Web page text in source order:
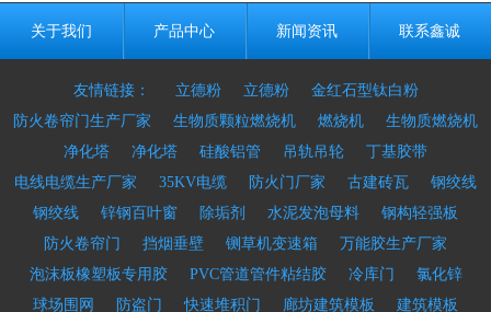
关于我们 产品中心 新闻资讯 联系鑫诚
友情链接： 立德粉 立德粉
金红石型钛白粉
防火卷帘门生产厂家
生物质颗粒燃烧机 燃烧机
生物质燃烧机
净化塔
净化塔 硅酸铝管 吊轨吊轮
丁基胶带
电线电缆生产厂家
35KV电缆 防火门厂家 古建砖瓦
钢绞线
钢绞线
锌钢百叶窗 除垢剂 水泥发泡母料
钢构轻强板
防火卷帘门
挡烟垂壁 铡草机变速箱
万能胶生产厂家
泡沫板橡塑板专用胶
PVC管道管件粘结胶 冷库门
氯化锌
球场围网
防盗门 快速堆积门 廊坊建筑模板 建筑模板